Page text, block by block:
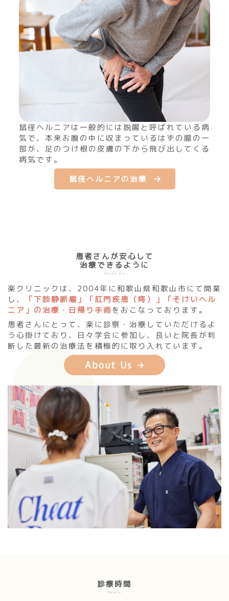
鼠径ヘルニアは一般的には脱腸と呼ばれている病
気で、本来お腹の中に収まっているはずの腸の一
部が、足のつけ根の皮膚の下から飛び出してくる
病気です。
鼠径ヘルニアの治療
患者さんが安心して
治療できるように
About Us
楽クリニックは、2004年に和歌山県和歌山市にて開業
し、
「下肢静脈瘤」「肛門疾患（痔）」「そけいヘル
ニア」の治療・日帰り手術をおこなっております。
患者さんにとって、楽に診察・治療していただけるよ
う心掛けており、日々学会に参加し、良いと院長が判
断した最新の治療法を積極的に取り入れています。
About Us
診療時間
Hours